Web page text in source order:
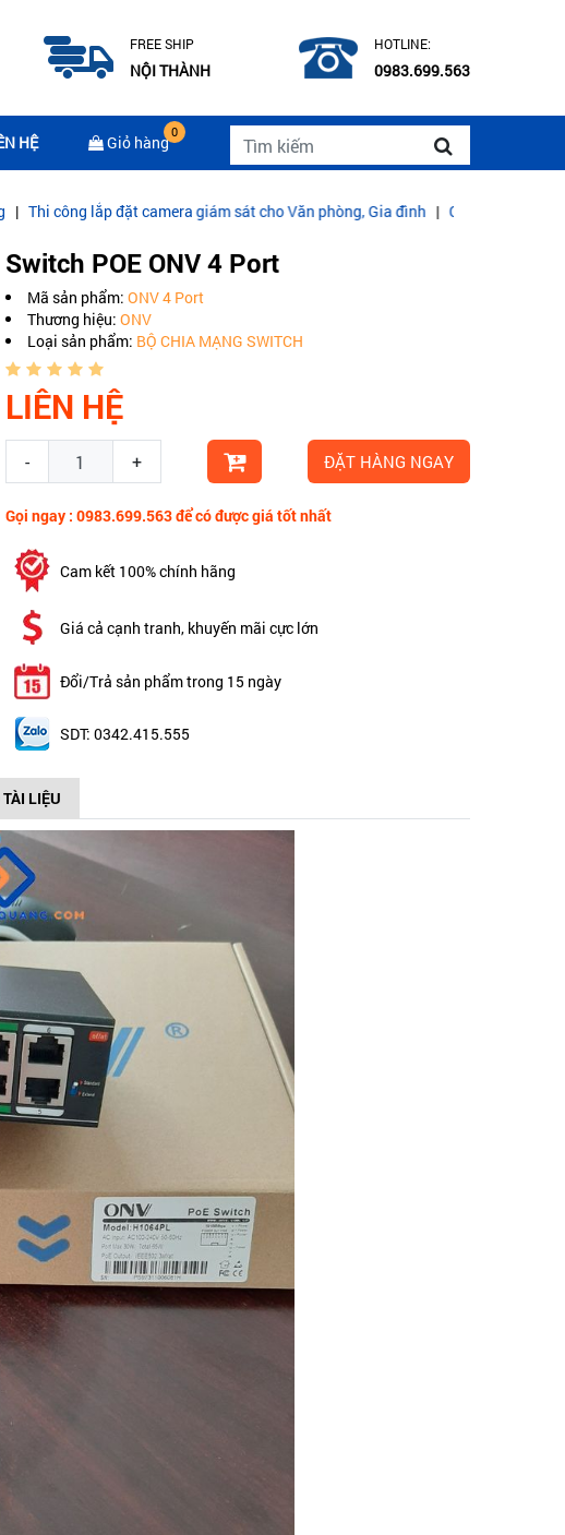
FREE SHIP
NỘI THÀNH
HOTLINE:
0983.699.563
HỆ Giỏ hàng
0
camera giám sát cho Văn phòng, Gia đình |CÁP QUANG COMMSCOPE
Switch POE ONV 4 Port
Mã sản phẩm: ONV 4 Port
Thương hiệu: ONV
Loại sản phẩm: BỘ CHIA MẠNG SWITCH
LIÊN HỆ
- + ĐẶT HÀNG NGAY
Gọi ngay : 0983.699.563 để có được giá tốt nhất
Cam kết 100% chính hãng
Giá cả cạnh tranh, khuyến mãi cực lớn
Đổi/Trả sản phẩm trong 15 ngày
SDT: 0342.415.555
LIỆU